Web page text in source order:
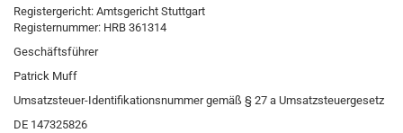
Registergericht: Amtsgericht Stuttgart
Registernummer: HRB 361314
Geschäftsführer
Patrick Muff
Umsatzsteuer-Identifikationsnummer gemäß § 27 a Umsatzsteuergesetz
DE 147325826